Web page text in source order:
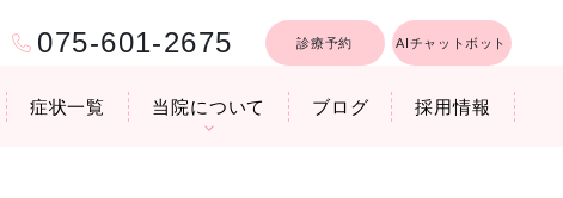
075-601-2675 診療予約 AIチャットボット
症状一覧 当院について ブログ 採用情報